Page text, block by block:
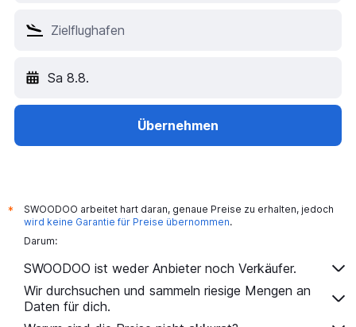
Sa 8.8.
Übernehmen
*
SWOODOO arbeitet hart daran, genaue Preise zu erhalten, jedoch
wird keine Garantie für Preise übernommen.
Darum:
SWOODOO ist weder Anbieter noch Verkäufer.
Wir durchsuchen und sammeln riesige Mengen an
Daten für dich.